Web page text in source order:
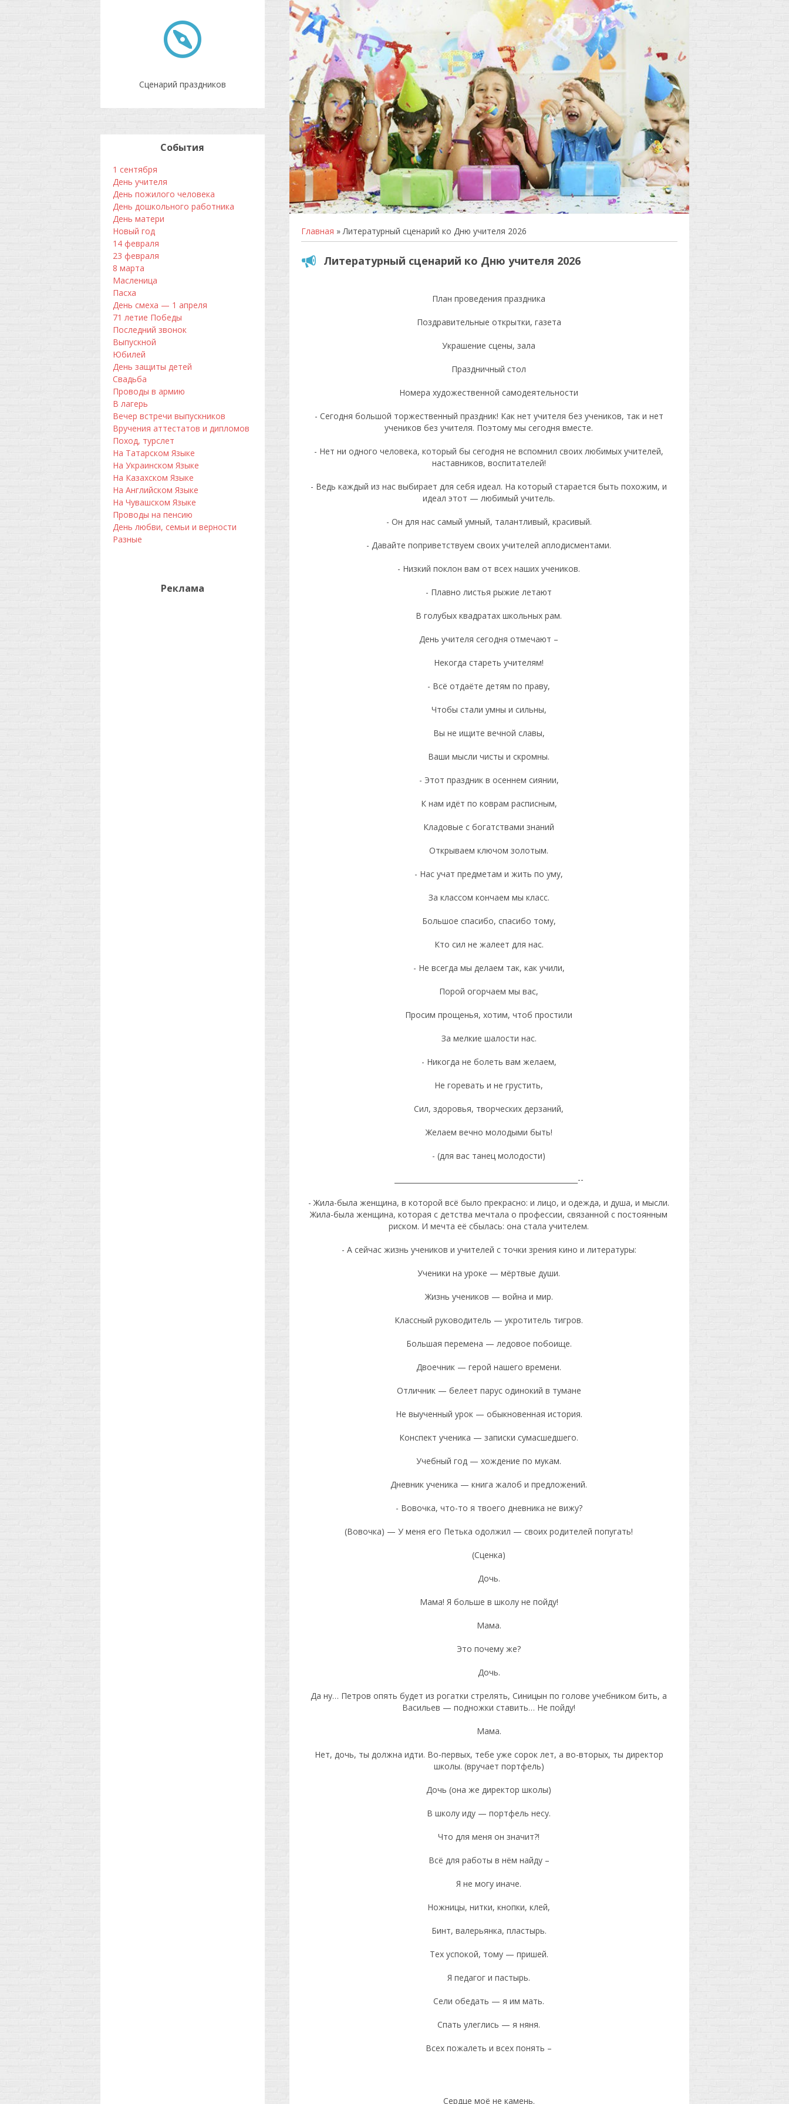
Сценарий праздников
Главная » Литературный сценарий ко Дню учителя 2026
Литературный сценарий ко Дню учителя 2026
План проведения праздника
Поздравительные открытки, газета
Украшение сцены, зала
Праздничный стол
Номера художественной самодеятельности
- Сегодня большой торжественный праздник! Как нет учителя без учеников, так и нет
учеников без учителя. Поэтому мы сегодня вместе.
- Нет ни одного человека, который бы сегодня не вспомнил своих любимых учителей,
наставников, воспитателей!
- Ведь каждый из нас выбирает для себя идеал. На который старается быть похожим, и
идеал этот — любимый учитель.
- Он для нас самый умный, талантливый, красивый.
- Давайте поприветствуем своих учителей аплодисментами.
- Низкий поклон вам от всех наших учеников.
- Плавно листья рыжие летают
В голубых квадратах школьных рам.
День учителя сегодня отмечают –
Некогда стареть учителям!
- Всё отдаёте детям по праву,
Чтобы стали умны и сильны,
Вы не ищите вечной славы,
Ваши мысли чисты и скромны.
- Этот праздник в осеннем сиянии,
К нам идёт по коврам расписным,
Кладовые с богатствами знаний
Открываем ключом золотым.
- Нас учат предметам и жить по уму,
За классом кончаем мы класс.
Большое спасибо, спасибо тому,
Кто сил не жалеет для нас.
- Не всегда мы делаем так, как учили,
Порой огорчаем мы вас,
Просим прощенья, хотим, чтоб простили
За мелкие шалости нас.
- Никогда не болеть вам желаем,
Не горевать и не грустить,
Сил, здоровья, творческих дерзаний,
Желаем вечно молодыми быть!
- (для вас танец молодости)
____________________________________________________--
- Жила-была женщина, в которой всё было прекрасно: и лицо, и одежда, и душа, и мысли.
Жила-была женщина, которая с детства мечтала о профессии, связанной с постоянным
риском. И мечта её сбылась: она стала учителем.
- А сейчас жизнь учеников и учителей с точки зрения кино и литературы:
Ученики на уроке — мёртвые души.
Жизнь учеников — война и мир.
Классный руководитель — укротитель тигров.
Большая перемена — ледовое побоище.
Двоечник — герой нашего времени.
Отличник — белеет парус одинокий в тумане
Не выученный урок — обыкновенная история.
Конспект ученика — записки сумасшедшего.
Учебный год — хождение по мукам.
Дневник ученика — книга жалоб и предложений.
- Вовочка, что-то я твоего дневника не вижу?
(Вовочка) — У меня его Петька одолжил — своих родителей попугать!
(Сценка)
Дочь.
Мама! Я больше в школу не пойду!
Мама.
Это почему же?
Дочь.
Да ну… Петров опять будет из рогатки стрелять, Синицын по голове учебником бить, а
Васильев — подножки ставить… Не пойду!
Мама.
Нет, дочь, ты должна идти. Во-первых, тебе уже сорок лет, а во-вторых, ты директор
школы. (вручает портфель)
Дочь (она же директор школы)
В школу иду — портфель несу.
Что для меня он значит?!
Всё для работы в нём найду –
Я не могу иначе.
Ножницы, нитки, кнопки, клей,
Бинт, валерьянка, пластырь.
Тех успокой, тому — пришей.
Я педагог и пастырь.
Сели обедать — я им мать.
Спать улеглись — я няня.
Всех пожалеть и всех понять –
Сердце моё не камень.
События
1 сентября
День учителя
День пожилого человека
День дошкольного работника
День матери
Новый год
14 февраля
23 февраля
8 марта
Масленица
Пасха
День смеха — 1 апреля
71 летие Победы
Последний звонок
Выпускной
Юбилей
День защиты детей
Свадьба
Проводы в армию
В лагерь
Вечер встречи выпускников
Вручения аттестатов и дипломов
Поход, турслет
На Татарском Языке
На Украинском Языке
На Казахском Языке
На Английском Языке
На Чувашском Языке
Проводы на пенсию
День любви, семьи и верности
Разные
Реклама